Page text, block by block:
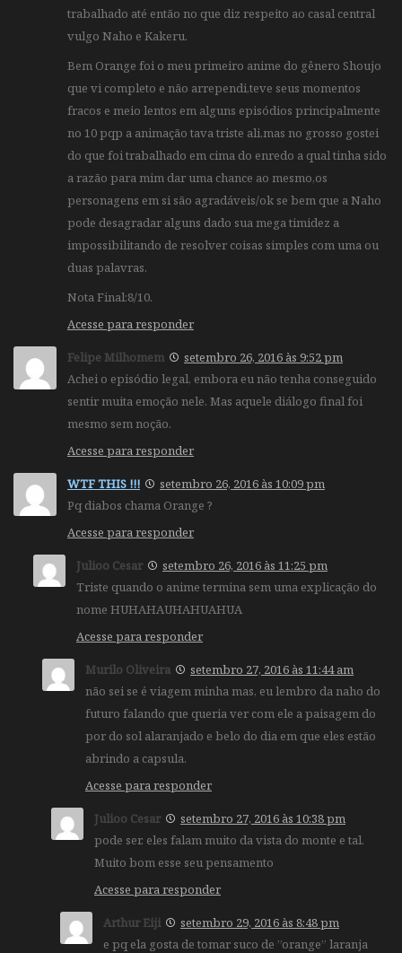
trabalhado até então no que diz respeito ao casal central
vulgo Naho e Kakeru.
Bem Orange foi o meu primeiro anime do gênero Shoujo
que vi completo e não arrependi,teve seus momentos
fracos e meio lentos em alguns episódios principalmente
no 10 pqp a animação tava triste ali,mas no grosso gostei
do que foi trabalhado em cima do enredo a qual tinha sido
a razão para mim dar uma chance ao mesmo,os
personagens em si são agradáveis/ok se bem que a Naho
pode desagradar alguns dado sua mega timidez a
impossibilitando de resolver coisas simples com uma ou
duas palavras.
Nota Final:8/10.
Acesse para responder
Felipe Milhomem
setembro 26, 2016 às 9:52 pm
Achei o episódio legal, embora eu não tenha conseguido
sentir muita emoção nele. Mas aquele diálogo final foi
mesmo sem noção.
Acesse para responder
WTF THIS !!!
setembro 26, 2016 às 10:09 pm
Pq diabos chama Orange ?
Acesse para responder
Julioo Cesar
setembro 26, 2016 às 11:25 pm
Triste quando o anime termina sem uma explicação do
nome HUHAHAUHAHUAHUA
Acesse para responder
Murilo Oliveira
setembro 27, 2016 às 11:44 am
não sei se é viagem minha mas, eu lembro da naho do
futuro falando que queria ver com ele a paisagem do
por do sol alaranjado e belo do dia em que eles estão
abrindo a capsula.
Acesse para responder
Julioo Cesar
setembro 27, 2016 às 10:38 pm
pode ser. eles falam muito da vista do monte e tal.
Muito bom esse seu pensamento
Acesse para responder
Arthur Eiji
setembro 29, 2016 às 8:48 pm
e pq ela gosta de tomar suco de ”orange” laranja